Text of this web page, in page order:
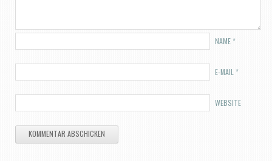
NAME*
E-MAIL *
WEBSITE